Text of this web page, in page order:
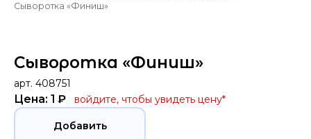
Сыворотка «Финиш»
Сыворотка «Финиш»
арт. 408751
Цена: 1 ₽ войдите, чтобы увидеть цену*
Добавить